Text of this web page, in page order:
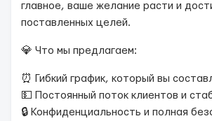
главное, ваше желание расти и
поставленных целей.
💎 Что мы предлагаем:
⏰ Гибкий график, который вы
💵 Постоянный поток клиентов и
🔒 Конфиденциальность и полная